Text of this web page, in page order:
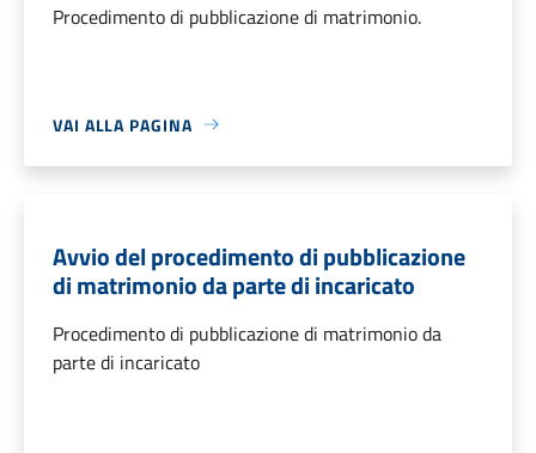
Procedimento di pubblicazione di matrimonio.
VAI ALLA PAGINA
Avvio del procedimento di pubblicazione
di matrimonio da parte di incaricato
Procedimento di pubblicazione di matrimonio da
parte di incaricato